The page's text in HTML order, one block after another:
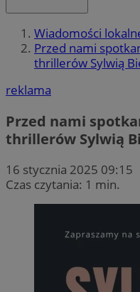
Wiadomości
Przed nami
thrillerów Sylwią
reklama
Przed nami
thrillerów Sylwią
16 stycznia 2025 09:15
Czas czytania: 1 min.